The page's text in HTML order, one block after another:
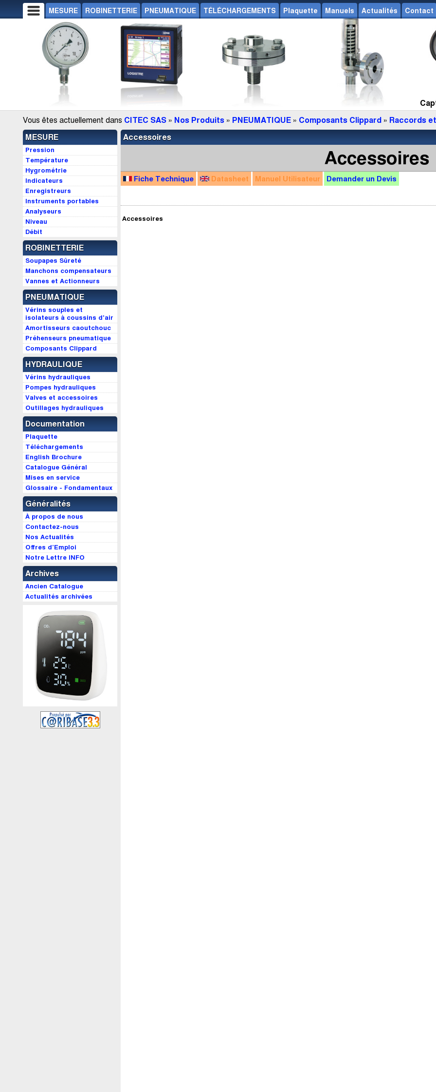
MESURE ROBINETTERIE PNEUMATIQUE TÉLÉCHARGEMENTS Plaquette Manuels Actualités Contact
Vous êtes actuellement dans CITEC SAS » Nos Produits » PNEUMATIQUE » Composants Clippard » Raccords
MESURE
Pression
Température
Hygrométrie
Indicateurs
Enregistreurs
Instruments portables
Analyseurs
Niveau
Débit
ROBINETTERIE
Soupapes Sûreté
Manchons compensateurs
Vannes et Actionneurs
PNEUMATIQUE
Vérins souples et
isolateurs à coussins d'air
Amortisseurs caoutchouc
Préhenseurs pneumatique
Composants Clippard
HYDRAULIQUE
Vérins hydrauliques
Pompes hydrauliques
Valves et accessoires
Outillages hydrauliques
Documentation
Plaquette
Téléchargements
English Brochure
Catalogue Général
Mises en service
Glossaire - Fondamentaux
Généralités
À propos de nous
Contactez-nous
Nos Actualités
Offres d’Emploi
Notre Lettre INFO
Archives
Ancien Catalogue
Actualités archivées
Accessoires
Accessoires
Fiche Technique Datasheet Manuel Utilisateur Demander un Devis
Accessoires